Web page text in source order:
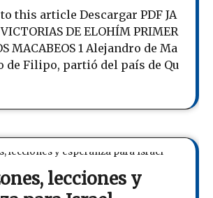
this article Descargar PDF JA
DE ELOHÍM PRIMER
MACABEOS 1 Alejandro de Ma
de Filipo, partió del país de Qu
lecciones y